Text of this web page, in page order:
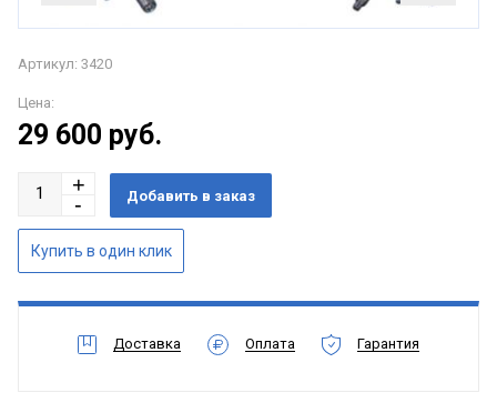
Артикул: 3420
Цена:
29 600 руб.
Доставка Оплата Гарантия